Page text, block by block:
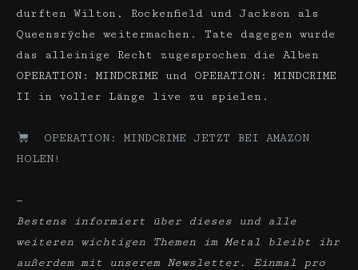
durften Wilton, Rockenfield und Jackson als
Queensrÿche weitermachen. Tate dagegen wurde
das alleinige Recht zugesprochen die Alben
OPERATION: MINDCRIME und OPERATION: MINDCRIME
II in voller Länge live zu spielen.
OPERATION: MINDCRIME JETZT BEI AMAZON
HOLEN!
—
Bestens informiert über dieses und alle
weiteren wichtigen Themen im Metal bleibt ihr
außerdem mit unserem Newsletter. Einmal pro